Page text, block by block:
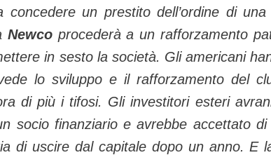
concedere un prestito dell’ordine di
Newco procederà a un rafforzamento
in sesto la società. Gli americani
lo sviluppo e il rafforzamento del
di più i tifosi. Gli investitori esteri
socio finanziario e avrebbe accettato
di uscire dal capitale dopo un anno. E